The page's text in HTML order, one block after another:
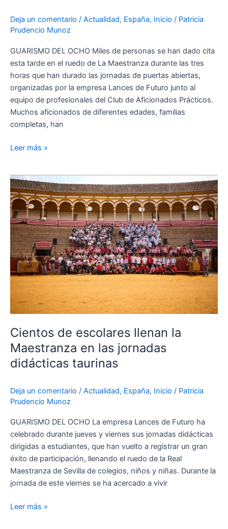
Deja un comentario / Actualidad, España, Inicio / Patricia
Prudencio Munoz
GUARISMO DEL OCHO Miles de personas se han dado cita
esta tarde en el ruedo de La Maestranza durante las tres
horas que han durado las jornadas de puertas abiertas,
organizadas por la empresa Lances de Futuro junto al
equipo de profesionales del Club de Aficionados Prácticos.
Muchos aficionados de diferentes edades, familias
completas, han
Leer más »
Cientos de escolares llenan la
Maestranza en las jornadas
didácticas taurinas
Deja un comentario / Actualidad, España, Inicio / Patricia
Prudencio Munoz
GUARISMO DEL OCHO La empresa Lances de Futuro ha
celebrado durante jueves y viernes sus jornadas didácticas
dirigidas a estudiantes, que han vuelto a registrar un gran
éxito de participación, llenando el ruedo de la Real
Maestranza de Sevilla de colegios, niños y niñas. Durante la
jornada de este viernes se ha acercado a vivir
Cientos
de
escolares
llenan
la
Maestranza
en
las
jornadas
didácticas
taurinas
Leer más »